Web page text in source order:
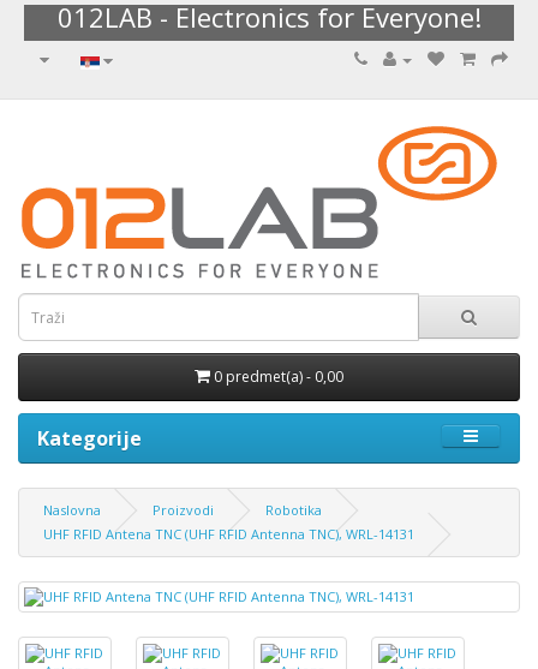
012LAB - Electronics for Everyone!
0 predmet(a) - 0,00
Kategorije
Naslovna Proizvodi
Robotika
UHF RFID Antena TNC (UHF RFID Antenna TNC), WRL-14131